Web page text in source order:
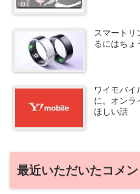
スマートリ
るにはちょ
ワイモバイ
に。オンラ
ほしい話
最近いただいたコメン